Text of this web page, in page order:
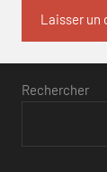
Rechercher